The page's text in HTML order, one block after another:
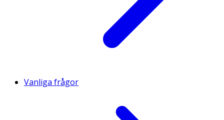
Vanliga frågor